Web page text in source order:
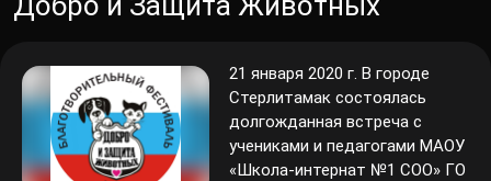
21 января 2020 г. В городе
Стерлитамак состоялась
долгожданная встреча с
учениками и педагогами МАОУ
«Школа-интернат №1 СОО» ГО